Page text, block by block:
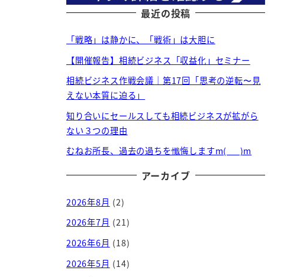
最近の投稿
「戦略」は静かに、「戦術」は大胆に
【開催報告】相続ビジネス「収益化」セミナー
相続ビジネス作戦会議｜第17回「思考の逆転〜見
えない本質に迫る」
知り合いにセールスしても相続ビジネスが拡がら
ない３つの理由
むねお所長、過去の過ちを懺悔しますm(_ _)m
アーカイブ
2026年8月 (2)
2026年7月 (21)
2026年6月 (18)
2026年5月 (14)